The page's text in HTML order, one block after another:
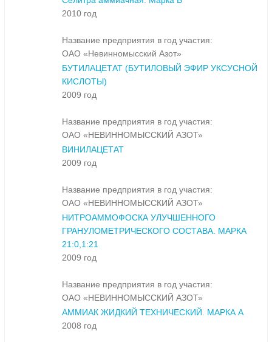
2010 год
Название предприятия в год участия:
ОАО «Невинномысский Азот»
БУТИЛАЦЕТАТ (БУТИЛОВЫЙ ЭФИР УКСУСНОЙ
КИСЛОТЫ)
2009 год
Название предприятия в год участия:
ОАО «НЕВИННОМЫССКИЙ АЗОТ»
ВИНИЛАЦЕТАТ
2009 год
Название предприятия в год участия:
ОАО «НЕВИННОМЫССКИЙ АЗОТ»
НИТРОАММОФОСКА УЛУЧШЕННОГО
ГРАНУЛОМЕТРИЧЕСКОГО СОСТАВА. МАРКА
21:0,1:21
2009 год
Название предприятия в год участия:
ОАО «НЕВИННОМЫССКИЙ АЗОТ»
АММИАК ЖИДКИЙ ТЕХНИЧЕСКИЙ. МАРКА А
2008 год